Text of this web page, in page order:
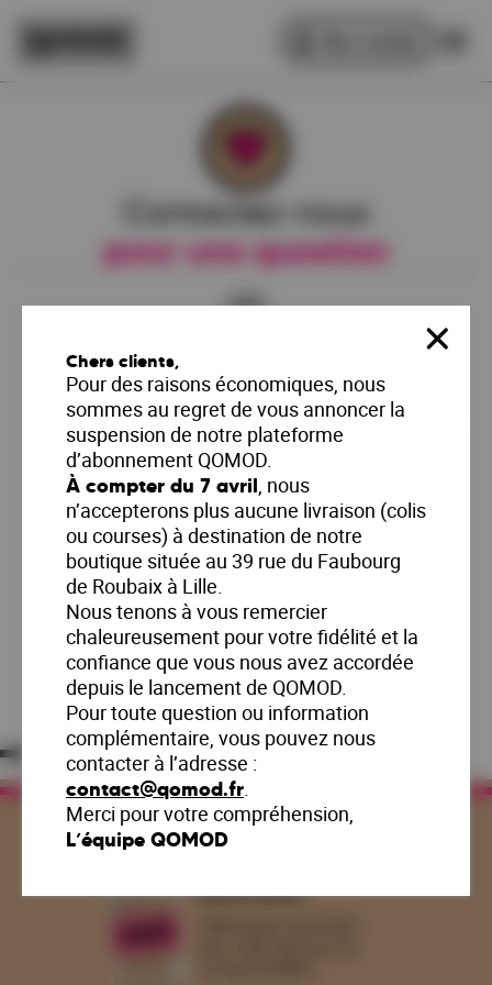
Aller au menu
Aller au contenu
Contactez-nous
pour une question
Nous envoyer un email
contact@qomod.fr
Nous appeler
Service Client
0806-800-051
Service Entreprise
0806-800-041
Notre book
Chers clients,
Pour des raisons économiques, nous
sommes au regret de vous annoncer la
suspension de notre plateforme
d’abonnement QOMOD.
À compter du 7 avril, nous
n’accepterons plus aucune livraison (colis
ou courses) à destination de notre
boutique située au 39 rue du Faubourg
de Roubaix à Lille.
Nous tenons à vous remercier
chaleureusement pour votre fidélité et la
confiance que vous nous avez accordée
depuis le lancement de QOMOD.
Pour toute question ou information
complémentaire, vous pouvez nous
contacter à l’adresse :
contact@qomod.fr.
Merci pour votre compréhension,
L’équipe QOMOD